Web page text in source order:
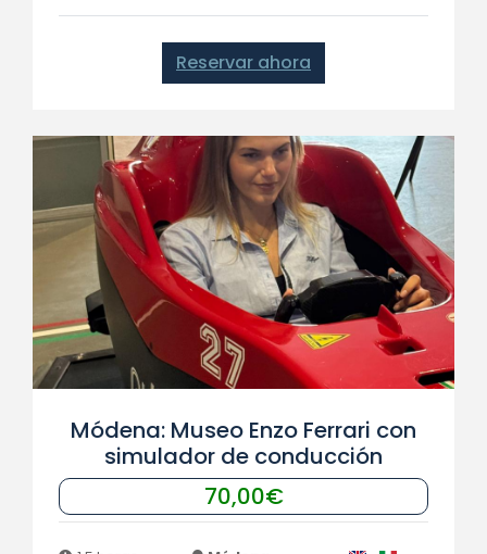
Reservar ahora
Módena: Museo Enzo Ferrari con
simulador de conducción
70,00€